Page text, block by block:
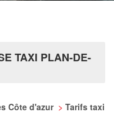
TAXI PLAN-DE-
Côte d'azur > Tarifs taxi